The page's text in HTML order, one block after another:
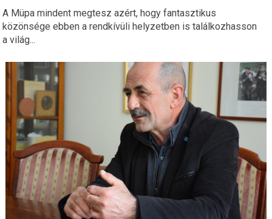
A Müpa mindent megtesz azért, hogy fantasztikus
közönsége ebben a rendkívüli helyzetben is találkozhasson
a világ...